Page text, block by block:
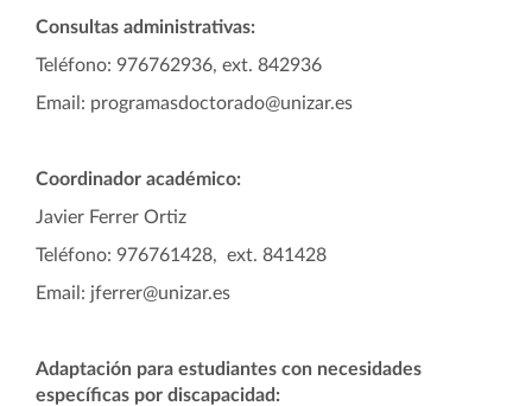
Consultas administrativas:
Teléfono: 976762936, ext. 842936
Email: programasdoctorado@unizar.es
Coordinador académico:
Javier Ferrer Ortiz
Teléfono: 976761428, ext. 841428
Email: jferrer@unizar.es
Adaptación para estudiantes con necesidades
específicas por discapacidad: